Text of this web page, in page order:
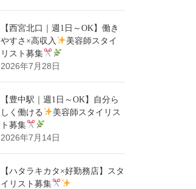
【西宮北口｜週1日～OK】働き
やすさ×高収入
美容師スタイ
リスト募集
2026年7月28日
【豊中駅｜週1日～OK】自分ら
しく働ける
美容師スタイリス
ト募集
2026年7月14日
【ハタラキカタ×好勤務店】スタ
イリスト募集